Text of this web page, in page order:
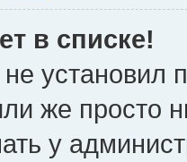
в списке!
установил
же просто
у